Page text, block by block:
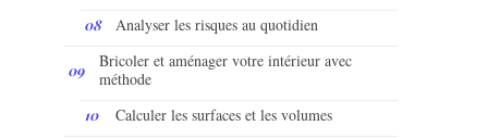
Analyser les risques au quotidien
Bricoler et aménager votre intérieur avec
méthode
Calculer les surfaces et les volumes